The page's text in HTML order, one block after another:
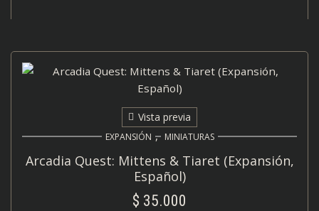
Vista previa
EXPANSIÓN , MINIATURAS
Arcadia Quest: Mittens & Tiaret (Expansión,
Español)
$ 35.000